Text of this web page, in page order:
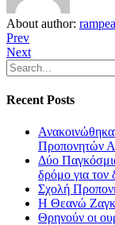
About author: rampea
Prev
Next
Recent Posts
Προπονητών
Δύο
δρόμο για τον
Σχολή
Η Θεανώ
Θρηνούν οι